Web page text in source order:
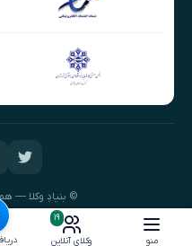
منو
۱۹
وکلای آنلاین
© بنیادِ وکلا —
طراحی و